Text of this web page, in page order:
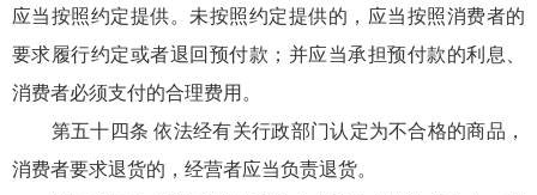
应当按照约定提供。未按照约定提供的，应当按照消费者的
要求履行约定或者退回预付款；并应当承担预付款的利息、
消费者必须支付的合理费用。
第五十四条 依法经有关行政部门认定为不合格的商品，
消费者要求退货的，经营者应当负责退货。